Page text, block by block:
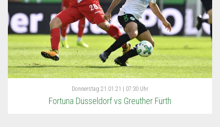
Donnerstag 21.01.21 | 07:30 Uhr
Fortuna Düsseldorf vs Greuther Fürth